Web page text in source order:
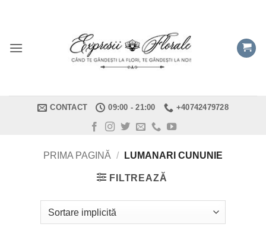
CONTACT 09:00 - 21:00 +40742479728
PRIMA PAGINĂ / LUMANARI CUNUNIE
FILTREAZĂ